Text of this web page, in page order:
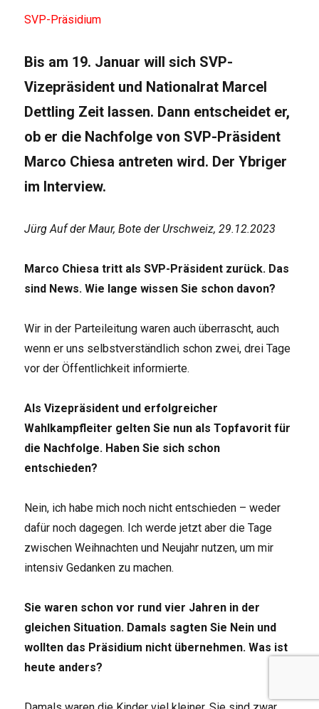
SVP-Präsidium
Bis am 19. Januar will sich SVP-
Vizepräsident und Nationalrat Marcel
Dettling Zeit lassen. Dann entscheidet er,
ob er die Nachfolge von SVP-Präsident
Marco Chiesa antreten wird. Der Ybriger
im Interview.
Jürg Auf der Maur, Bote der Urschweiz, 29.12.2023
Marco Chiesa tritt als SVP-Präsident zurück. Das
sind News. Wie lange wissen Sie schon davon?
Wir in der Parteileitung waren auch überrascht, auch
wenn er uns selbstverständlich schon zwei, drei Tage
vor der Öffentlichkeit informierte.
Als Vizepräsident und erfolgreicher
Wahlkampfleiter gelten Sie nun als Topfavorit für
die Nachfolge. Haben Sie sich schon
entschieden?
Nein, ich habe mich noch nicht entschieden – weder
dafür noch dagegen. Ich werde jetzt aber die Tage
zwischen Weihnachten und Neujahr nutzen, um mir
intensiv Gedanken zu machen.
Sie waren schon vor rund vier Jahren in der
gleichen Situation. Damals sagten Sie Nein und
wollten das Präsidium nicht übernehmen. Was ist
heute anders?